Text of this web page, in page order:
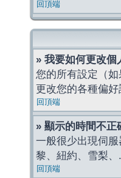
回頂端
» 我要如何更改個
您的所有設定（
更改您的各種偏好
回頂端
» 顯示的時間不正
一般很少出現伺
黎、紐約、雪梨
回頂端